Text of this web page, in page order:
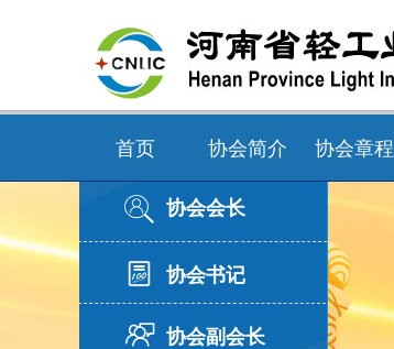
首页 协会简介 协会章程
协会会长
协会书记
协会副会长